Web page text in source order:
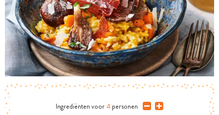
Ingrediënten voor 4 personen